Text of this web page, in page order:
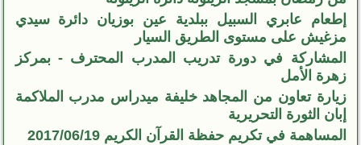
إطعام عابري السبيل ببلدية عين بوزيان دائرة سيدي
مزغيش على مستوى الطريق السيار
المشاركة في دورة تدريب المدرب المحترف - بمركز
زهرة الأمل
زيارة تعاون من المجاهد خليفة ميدراس مدرب الملاكمة
إبان الثورة التحريرية
المساهمة في تكريم حفظة القرآن الكريم 2017/06/19